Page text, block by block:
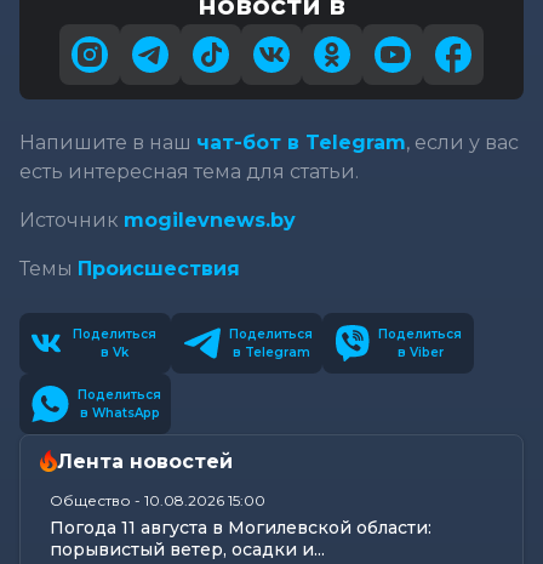
Напишите в наш чат-бот в Telegram, если у вас
есть интересная тема для статьи.
Источник mogilevnews.by
Темы Происшествия
Поделиться
в Vk
Поделиться
в Telegram
Поделиться
в Viber
Поделиться
в WhatsApp
Лента новостей
Общество - 10.08.2026 15:00
Погода 11 августа в Могилевской области:
порывистый ветер, осадки и...